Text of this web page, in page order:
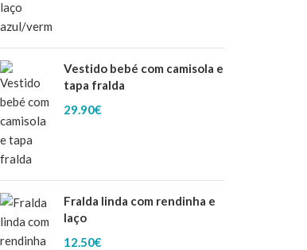
Vestido bebé com camisola e
tapa fralda
29.90€
Fralda linda com rendinha e
laço
12.50€